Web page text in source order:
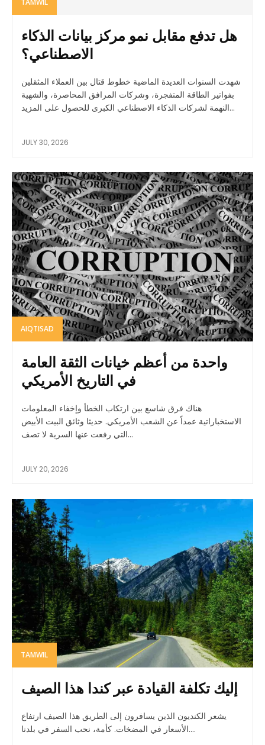
TAMWIL
هل تدفع مقابل نمو مركز بيانات الذكاء
الاصطناعي؟
شهدت السنوات العديدة الماضية خطوط قتال بين العملاء المثقلين
بفواتير الطاقة المتفجرة، وشركات المرافق المحاصرة، والشهية
النهمة لشركات الذكاء الاصطناعي الكبرى للحصول على المزيد...
JULY 30, 2026
AIQTISAD
واحدة من أعظم خيانات الثقة العامة
في التاريخ الأمريكي
هناك فرق شاسع بين ارتكاب الخطأ وإخفاء المعلومات
الاستخباراتية عمداً عن الشعب الأمريكي. حديثا وثائق البيت الأبيض
التي رفعت عنها السرية لا تصف...
JULY 20, 2026
TAMWIL
إليك تكلفة القيادة عبر كندا هذا الصيف
يشعر الكنديون الذين يسافرون إلى الطريق هذا الصيف ارتفاع
الأسعار في المضخات. كأمة، نحب السفر في بلدنا....